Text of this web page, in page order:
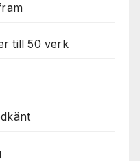
till 50 verk